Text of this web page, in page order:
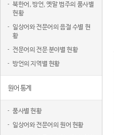
북한어, 방언, 옛말 범주의 품사별
현황
일상어와 전문어의 음절 수별 현
황
전문어의 전문 분야별 현황
방언의 지역별 현황
원어 통계
품사별 현황
일상어와 전문어의 원어 현황